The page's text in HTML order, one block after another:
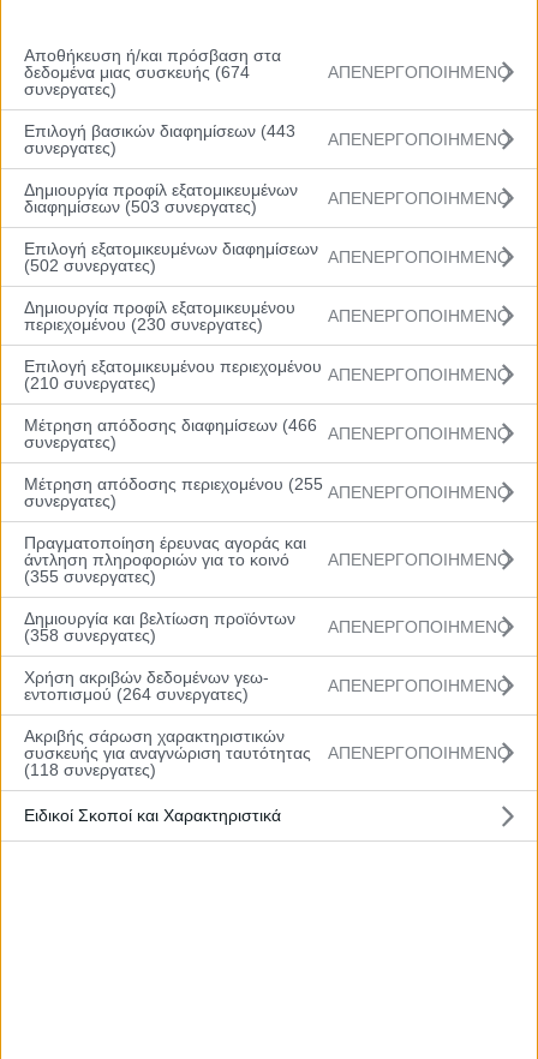
Αποθήκευση ή/και πρόσβαση στα
δεδομένα μιας συσκευής (674
συνεργατες)
ΑΠΕΝΕΡΓΟΠΟΙΗΜΕΝΟ
Επιλογή βασικών διαφημίσεων (443
συνεργατες)
ΑΠΕΝΕΡΓΟΠΟΙΗΜΕΝΟ
Δημιουργία προφίλ εξατομικευμένων
διαφημίσεων (503 συνεργατες)
ΑΠΕΝΕΡΓΟΠΟΙΗΜΕΝΟ
Επιλογή εξατομικευμένων διαφημίσεων
(502 συνεργατες)
ΑΠΕΝΕΡΓΟΠΟΙΗΜΕΝΟ
Δημιουργία προφίλ εξατομικευμένου
περιεχομένου (230 συνεργατες)
ΑΠΕΝΕΡΓΟΠΟΙΗΜΕΝΟ
Επιλογή εξατομικευμένου περιεχομένου
(210 συνεργατες)
ΑΠΕΝΕΡΓΟΠΟΙΗΜΕΝΟ
Μέτρηση απόδοσης διαφημίσεων (466
συνεργατες)
ΑΠΕΝΕΡΓΟΠΟΙΗΜΕΝΟ
Μέτρηση απόδοσης περιεχομένου (255
συνεργατες)
ΑΠΕΝΕΡΓΟΠΟΙΗΜΕΝΟ
Πραγματοποίηση έρευνας αγοράς και
άντληση πληροφοριών για το κοινό
(355 συνεργατες)
ΑΠΕΝΕΡΓΟΠΟΙΗΜΕΝΟ
Δημιουργία και βελτίωση προϊόντων
(358 συνεργατες)
ΑΠΕΝΕΡΓΟΠΟΙΗΜΕΝΟ
Χρήση ακριβών δεδομένων γεω-
εντοπισμού (264 συνεργατες)
ΑΠΕΝΕΡΓΟΠΟΙΗΜΕΝΟ
Ακριβής σάρωση χαρακτηριστικών
συσκευής για αναγνώριση ταυτότητας
(118 συνεργατες)
ΑΠΕΝΕΡΓΟΠΟΙΗΜΕΝΟ
Ειδικοί Σκοποί και Χαρακτηριστικά
Menu
Αρχική
Βαθμολογία
Πρόγραμμα
Ομάδες
Νέα
Gallery
Rising Stars South: Η κλήση για το 5ο
τουρνουά